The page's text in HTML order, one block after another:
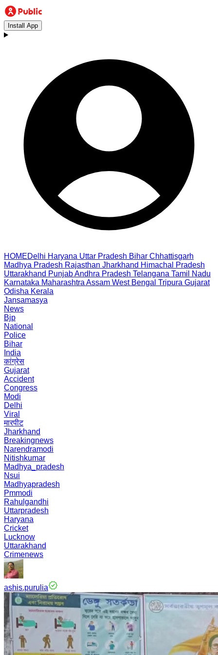
Install App
HOMEDelhi Haryana Uttar Pradesh Bihar Chhattisgarh
Madhya Pradesh Rajasthan Jharkhand Himachal Pradesh
Uttarakhand PunjabAndhra Pradesh Telangana Tamil Nadu
Karnataka Maharashtra Assam West Bengal Tripura Gujarat
Odisha Kerala
Jansamasya
News
Bjp
National
Police
Bihar
India
कांग्रेस
Gujarat
Accident
Congress
Modi
Delhi
Viral
मारपीट
Jharkhand
Breakingnews
Narendramodi
Nitishkumar
Madhya_pradesh
Nsui
Madhyapradesh
Pmmodi
Rahulgandhi
Uttarpradesh
Haryana
Cricket
Lucknow
Uttarakhand
Crimenews
ashis.purulia